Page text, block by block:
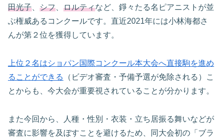
田光子 シフ ロルティなど、錚々たる名ピアニストが並
ぶ権威あるコンクールです。直近2021年には小林海都さ
んが第２位を獲得しています。
上位２名はショパン国際コンクール本大会へ直接駒を進め
ることができる
（ビデオ審査・予備予選が免除される）こ
とからも、今大会が重要視されていることが分かります。
また今回から、人種・性別・衣装・立ち居振る舞いなどが
審査に影響を及ぼすことを避けるため、同大会初の「ブラ